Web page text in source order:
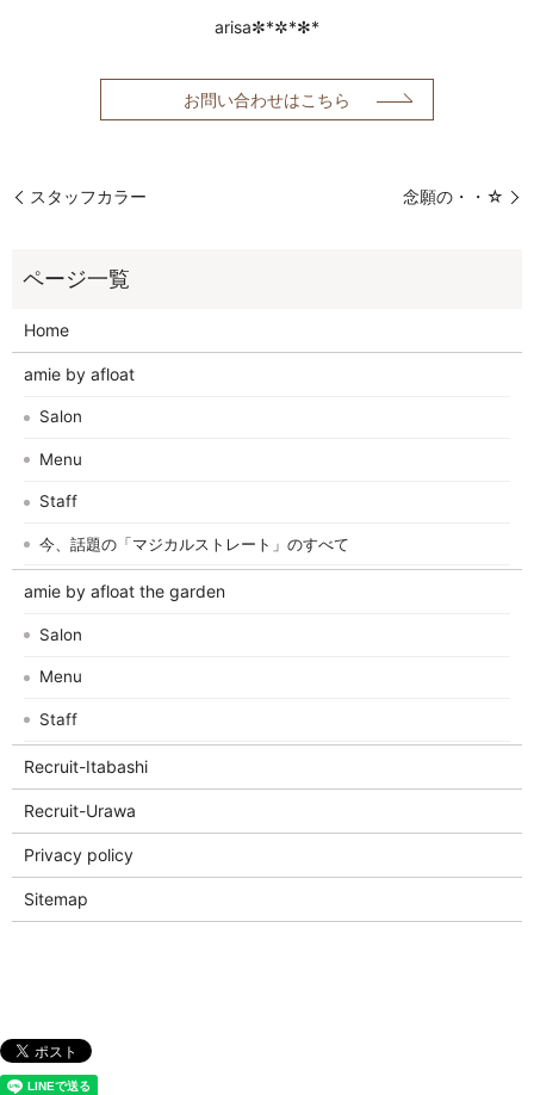
arisa✼*✲*✻*
お問い合わせはこちら
スタッフカラー 念願の・・☆
Home
amie by afloat
Salon
Menu
Staff
今、話題の「マジカルストレート」のすべて
amie by afloat the garden
Salon
Menu
Staff
Recruit-Itabashi
Recruit-Urawa
Privacy policy
Sitemap